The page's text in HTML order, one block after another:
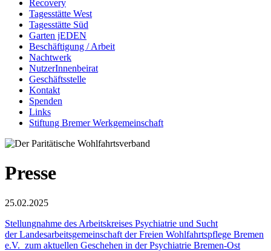
Recovery
Tagesstätte West
Tagesstätte Süd
Garten jEDEN
Beschäftigung / Arbeit
Nachtwerk
NutzerInnenbeirat
Geschäftsstelle
Kontakt
Spenden
Links
Stiftung Bremer Werkgemeinschaft
Presse
25.02.2025
Stellungnahme des Arbeitskreises Psychiatrie und Sucht
der Landesarbeitsgemeinschaft der Freien Wohlfahrtspflege Bremen
e.V. zum aktuellen Geschehen in der Psychiatrie Bremen-Ost